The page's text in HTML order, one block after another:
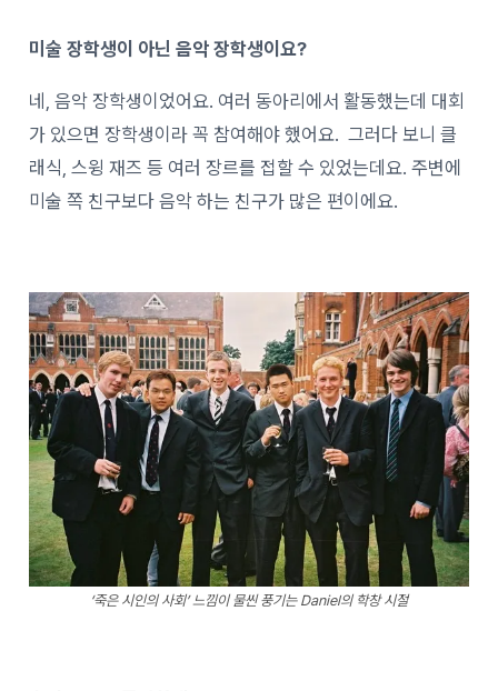
미술 장학생이 아닌 음악 장학생이요?
네, 음악 장학생이었어요. 여러 동아리에서 활동했는데 대회
가 있으면 장학생이라 꼭 참여해야 했어요. 그러다 보니 클
래식, 스윙 재즈 등 여러 장르를 접할 수 있었는데요. 주변에
미술 쪽 친구보다 음악 하는 친구가 많은 편이에요.
‘죽은 시인의 사회’ 느낌이 물씬 풍기는 Daniel의 학창 시절